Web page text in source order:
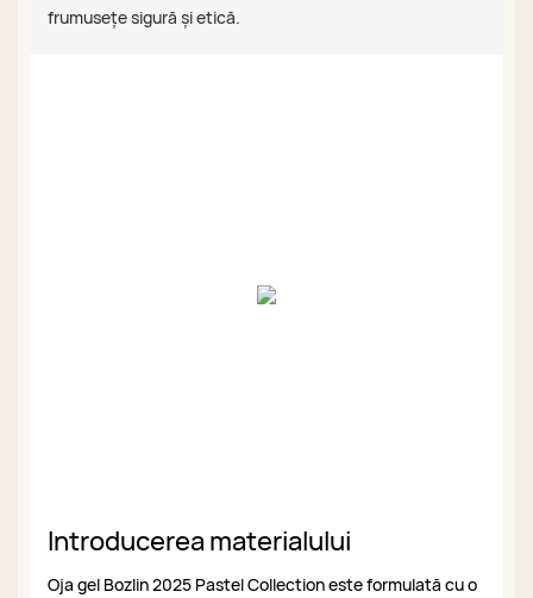
frumusețe sigură și etică.
Introducerea materialului
Oja gel Bozlin 2025 Pastel Collection este formulată cu o